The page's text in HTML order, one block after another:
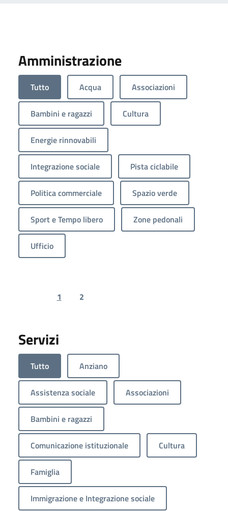
Amministrazione
Tutto Acqua Associazioni
Bambini e ragazzi Cultura
Energie rinnovabili
Integrazione sociale Pista ciclabile
Politica commerciale Spazio verde
Sport e Tempo libero Zone pedonali
Ufficio
Previous page
1 2
Servizi
Tutto Anziano
Assistenza sociale Associazioni
Bambini e ragazzi
Comunicazione istituzionale Cultura
Famiglia
Immigrazione e Integrazione sociale